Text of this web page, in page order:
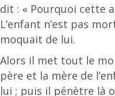
dit : « Pourquoi cette
L’enfant n’est pas
moquait de lui.
Alors il met tout le
père et la mère de
lui ; puis il pénètre là